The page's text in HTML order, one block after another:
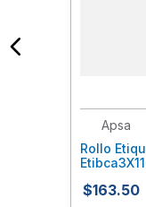
Apsa
Rollo
$163.50